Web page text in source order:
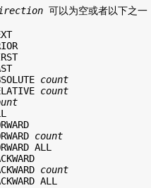
可以为空或者以下之一
count
count
count
ALL
count